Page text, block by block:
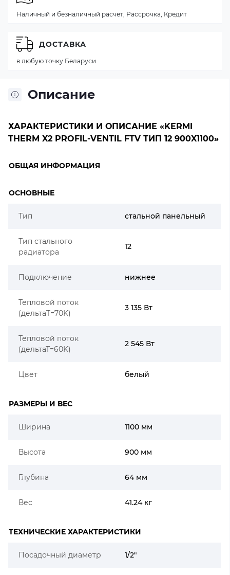
Описание
ХАРАКТЕРИСТИКИ И ОПИСАНИЕ «KERMI
THERM X2 PROFIL-VENTIL FTV ТИП 12 900X1100»
ОБЩАЯ ИНФОРМАЦИЯ
ОСНОВНЫЕ
Тип стальной панельный
Тип стального
радиатора
12
Подключение нижнее
Тепловой поток
(дельтаT=70K)
3 135 Вт
Тепловой поток
(дельтаТ=60K)
2 545 Вт
Цвет белый
РАЗМЕРЫ И ВЕС
Ширина 1100 мм
Высота 900 мм
Глубина 64 мм
Вес 41.24 кг
ТЕХНИЧЕСКИЕ ХАРАКТЕРИСТИКИ
Посадочный диаметр 1/2"
Наличный и безналичный расчет, Рассрочка, Кредит
ДОСТАВКА
в любую точку Беларуси